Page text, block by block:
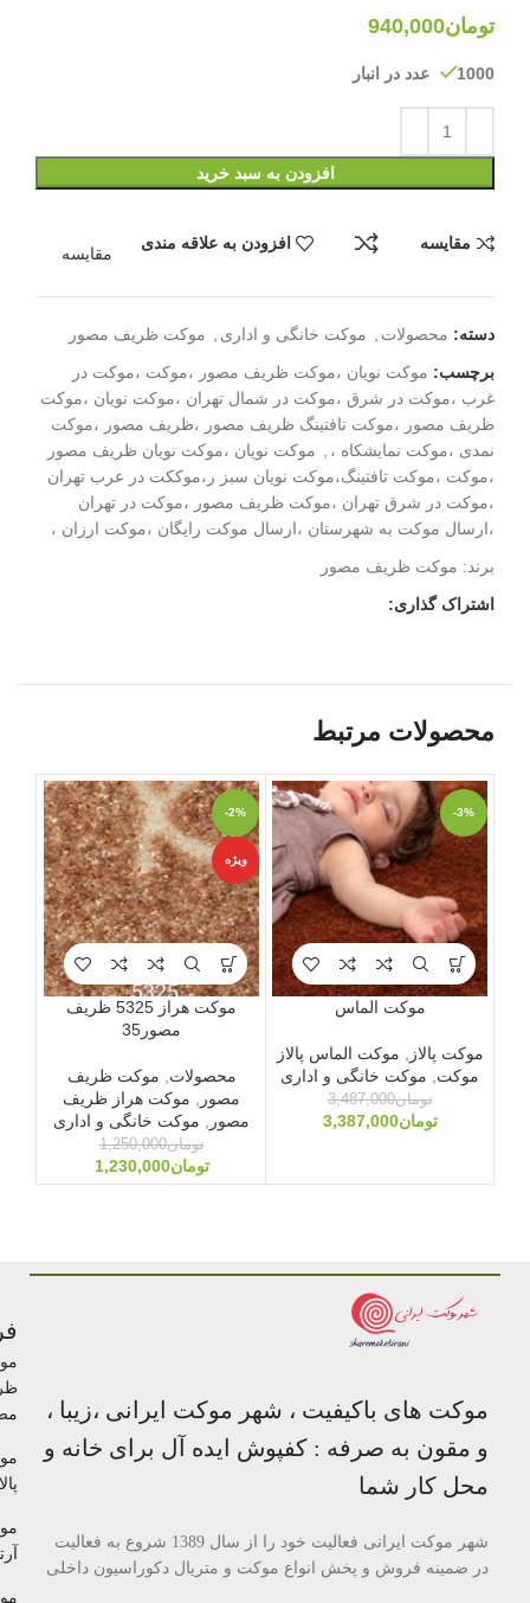
تومان940,000
1000 عدد در انبار
افزودن به سبد خرید
مقایسه افزودن به علاقه مندی
مقایسه
دسته: محصولات , موکت خانگی و اداری , موکت ظریف مصور
برچسب: موکت نویان ،موکت ظریف مصور ،موکت ،موکت در
غرب ،موکت در شرق ،موکت در شمال تهران ،موکت نویان ،موکت
ظریف مصور ،موکت تافتینگ ظریف مصور ،ظریف مصور ،موکت
نمدی ،موکت نمایشکاه ، , موکت نویان ،موکت نویان ظریف مصور
،موکت ،موکت تافتینگ،موکت نویان سبز ر،موککت در عرب تهران
،موکت در شرق تهران ،موکت ظریف مصور ،موکت در تهران
،ارسال موکت به شهرستان ،ارسال موکت رایگان ،موکت ارزان ،
برند: موکت ظریف مصور
اشتراک گذاری:
محصولات مرتبط
-3%
موکت الماس
موکت پالاز , موکت الماس پالاز
موکت, موکت خانگی و اداری
تومان3,487,000
تومان3,387,000
-2%
ویژه
موکت هراز 5325 ظریف
مصور35
محصولات, موکت ظریف
مصور , موکت هراز ظریف
مصور , موکت خانگی و اداری
تومان1,250,000
تومان1,230,000
موکت های باکیفیت ، شهر موکت ایرانی ،زیبا ،
و مقون به صرفه : کفپوش ایده آل برای خانه و
محل کار شما
شهر موکت ایرانی فعالیت خود را از سال 1389 شروع به فعالیت
در ضمینه فروش و پخش انواع موکت و متریال دکوراسیون داخلی